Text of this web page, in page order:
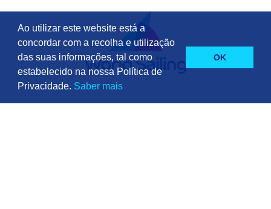
Ao utilizar este website está a
concordar com a recolha e utilização
das suas informações, tal como
estabelecido na nossa Política de
Privacidade. Saber mais
OK